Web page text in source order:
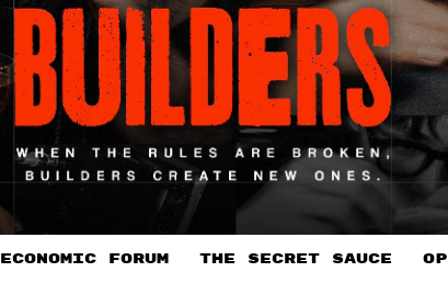
ECONOMIC FORUM THE SECRET SAUCE​